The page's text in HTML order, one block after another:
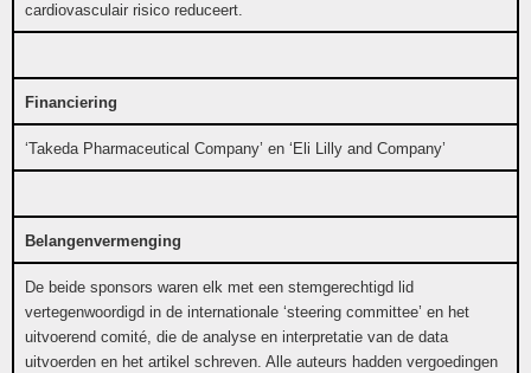
cardiovasculair risico reduceert.
Financiering
‘Takeda Pharmaceutical Company’ en ‘Eli Lilly and Company’
Belangenvermenging
De beide sponsors waren elk met een stemgerechtigd lid
vertegenwoordigd in de internationale ‘steering committee’ en het
uitvoerend comité, die de analyse en interpretatie van de data
uitvoerden en het artikel schreven. Alle auteurs hadden vergoedingen